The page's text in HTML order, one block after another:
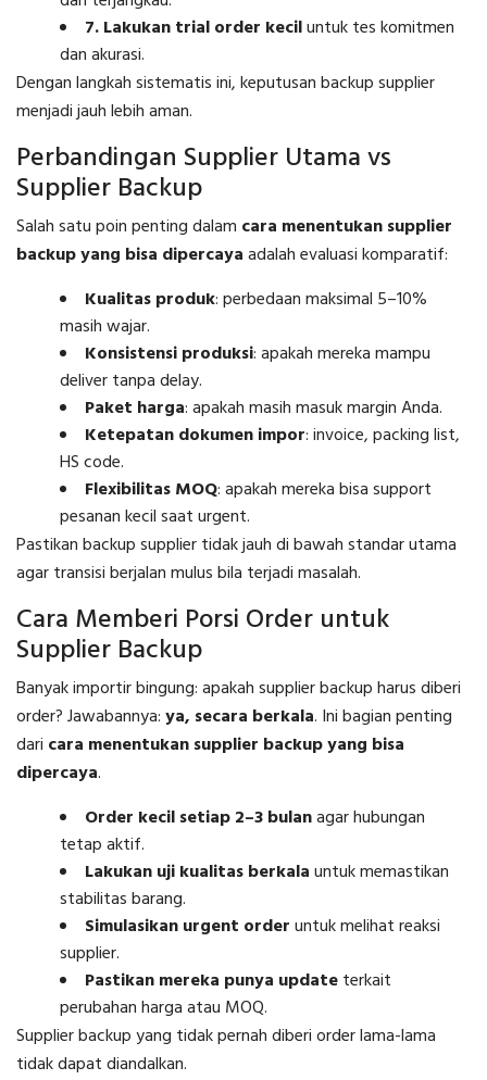
7. Lakukan trial order keciluntuk tes komitmen
dan akurasi.
Dengan langkah sistematis ini, keputusan backup supplier
menjadi jauh lebih aman.
Perbandingan Supplier Utama vs
Supplier Backup
Salah satu poin penting dalam cara menentukan supplier
backup yang bisa dipercayaadalah evaluasi komparatif:
Kualitas produk: perbedaan maksimal 5–10%
masih wajar.
Konsistensi produksi: apakah mereka mampu
deliver tanpa delay.
Paket harga: apakah masih masuk margin Anda.
Ketepatan dokumen impor: invoice, packing list,
HS code.
Flexibilitas MOQ: apakah mereka bisa support
pesanan kecil saat urgent.
Pastikan backup supplier tidak jauh di bawah standar utama
agar transisi berjalan mulus bila terjadi masalah.
Cara Memberi Porsi Order untuk
Supplier Backup
Banyak importir bingung: apakah supplier backup harus diberi
order? Jawabannya:ya, secara berkala. Ini bagian penting
dari cara menentukan supplier backup yang bisa
dipercaya.
Order kecil setiap 2–3 bulanagar hubungan
tetap aktif.
Lakukan uji kualitas berkalauntuk memastikan
stabilitas barang.
Simulasikan urgent orderuntuk melihat reaksi
supplier.
Pastikan mereka punya updateterkait
perubahan harga atau MOQ.
Supplier backup yang tidak pernah diberi order lama-lama
tidak dapat diandalkan.